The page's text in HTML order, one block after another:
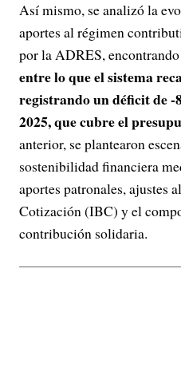
Así mismo, se analizó la
aportes al régimen
por la ADRES,
entre lo que el sistema
registrando un déficit de -
2025, que cubre el
anterior, se plantearon
sostenibilidad financiera
aportes patronales, ajustes
Cotización (IBC) y el
contribución solidaria.